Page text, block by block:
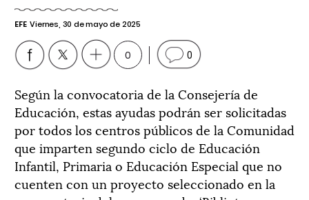
EFE Viernes, 30 de mayo de 2025
0 0
Según la convocatoria de la Consejería de
Educación, estas ayudas podrán ser solicitadas
por todos los centros públicos de la Comunidad
que imparten segundo ciclo de Educación
Infantil, Primaria o Educación Especial que no
cuenten con un proyecto seleccionado en la